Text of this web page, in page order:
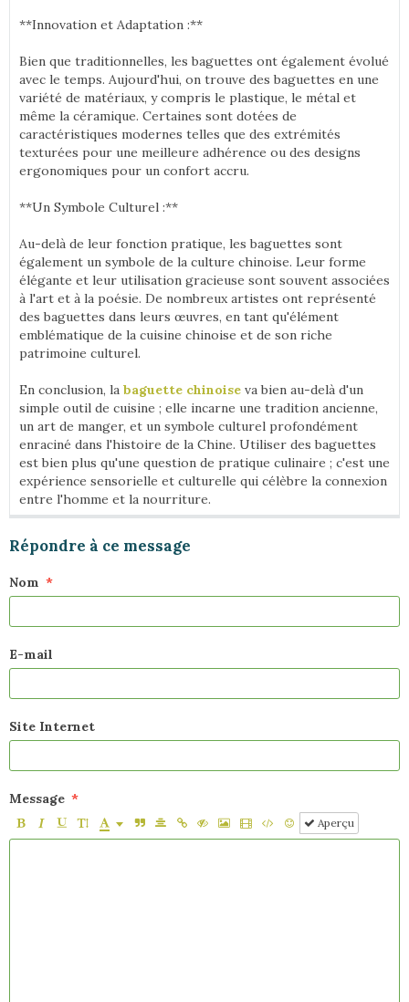
**Innovation et Adaptation :**
Bien que traditionnelles, les baguettes ont également évolué
avec le temps. Aujourd'hui, on trouve des baguettes en une
variété de matériaux, y compris le plastique, le métal et
même la céramique. Certaines sont dotées de
caractéristiques modernes telles que des extrémités
texturées pour une meilleure adhérence ou des designs
ergonomiques pour un confort accru.
**Un Symbole Culturel :**
Au-delà de leur fonction pratique, les baguettes sont
également un symbole de la culture chinoise. Leur forme
élégante et leur utilisation gracieuse sont souvent associées
à l'art et à la poésie. De nombreux artistes ont représenté
des baguettes dans leurs œuvres, en tant qu'élément
emblématique de la cuisine chinoise et de son riche
patrimoine culturel.
En conclusion, la baguette chinoise va bien au-delà d'un
simple outil de cuisine ; elle incarne une tradition ancienne,
un art de manger, et un symbole culturel profondément
enraciné dans l'histoire de la Chine. Utiliser des baguettes
est bien plus qu'une question de pratique culinaire ; c'est une
expérience sensorielle et culturelle qui célèbre la connexion
entre l'homme et la nourriture.
Répondre à ce message
Nom
E-mail
Site Internet
Message
Aperçu